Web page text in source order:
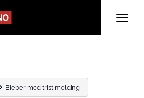
Bieber med trist melding